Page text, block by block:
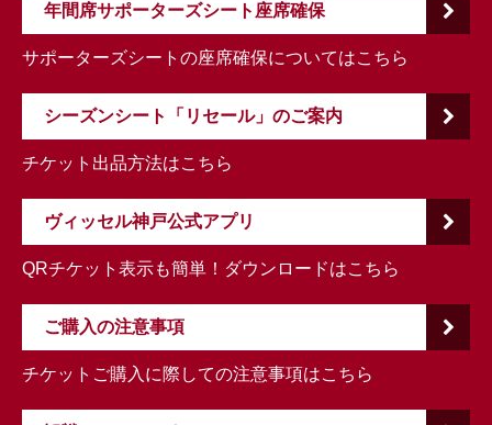
年間席サポーターズシート座席確保
サポーターズシートの座席確保についてはこちら
シーズンシート「リセール」のご案内
チケット出品方法はこちら
ヴィッセル神戸公式アプリ
QRチケット表示も簡単！ダウンロードはこちら
ご購入の注意事項
チケットご購入に際しての注意事項はこちら